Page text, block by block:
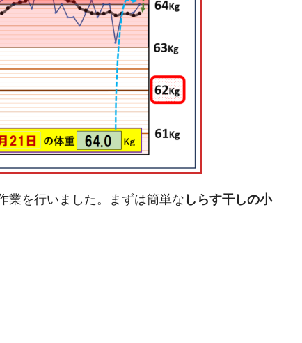
業を行いました。まずは簡単な しらす干しの小